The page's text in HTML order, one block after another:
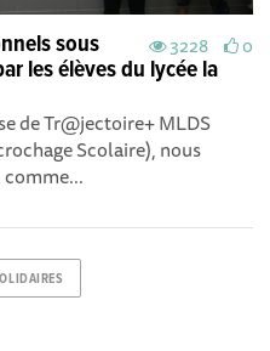
3228 0
sous
les élèves du lycée la
de Tr@jectoire+ MLDS
Scolaire), nous